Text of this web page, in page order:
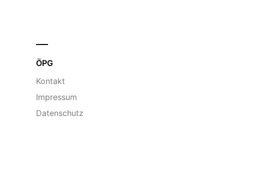
ÖPG
Kontakt
Impressum
Datenschutz